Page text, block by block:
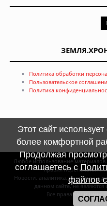
Политика обработки
Пользовательское
Политика
Любое использование
правил перепечатки и
Новости, аналитика, прогнозы и
данном сайте, не
Все права защищены
Этот сайт
более комфортной
Продолжая
соглашаетесь с
файлов